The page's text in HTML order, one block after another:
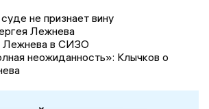
не признает вину
Лежнева
Лежнева в СИЗО
неожиданность»: Клычков о